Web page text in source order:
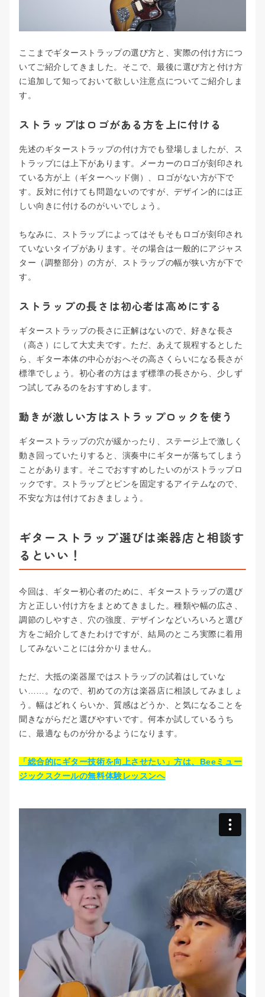
ここまでギターストラップの選び方と、実際の付け方につ
いてご紹介してきました。そこで、最後に選び方と付け方
に追加して知っておいて欲しい注意点についてご紹介しま
す。
ストラップはロゴがある方を上に付ける
先述のギターストラップの付け方でも登場しましたが、ス
トラップには上下があります。メーカーのロゴが刻印され
ている方が上（ギターヘッド側）、ロゴがない方が下で
す。反対に付けても問題ないのですが、デザイン的には正
しい向きに付けるのがいいでしょう。
ちなみに、ストラップによってはそもそもロゴが刻印され
ていないタイプがあります。その場合は一般的にアジャス
ター（調整部分）の方が、ストラップの幅が狭い方が下で
す。
ストラップの長さは初心者は高めにする
ギターストラップの長さに正解はないので、好きな長さ
（高さ）にして大丈夫です。ただ、あえて規程するとした
ら、ギター本体の中心がおへその高さくらいになる長さが
標準でしょう。初心者の方はまず標準の長さから、少しず
つ試してみるのをおすすめします。
動きが激しい方はストラップロックを使う
ギターストラップの穴が緩かったり、ステージ上で激しく
動き回っていたりすると、演奏中にギターが落ちてしまう
ことがあります。そこでおすすめしたいのがストラップロ
ックです。ストラップとピンを固定するアイテムなので、
不安な方は付けておきましょう。
ギターストラップ選びは楽器店と相談す
るといい！
今回は、ギター初心者のために、ギターストラップの選び
方と正しい付け方をまとめてきました。種類や幅の広さ、
調節のしやすさ、穴の強度、デザインなどいろいろと選び
方をご紹介してきたわけですが、結局のところ実際に着用
してみないことには分かりません。
ただ、大抵の楽器屋ではストラップの試着はしていな
い……。なので、初めての方は楽器店に相談してみましょ
う。幅はどれくらいか、質感はどうか、と気になることを
聞きながらだと選びやすいです。何本か試しているうち
に、最適なものが分かるようになります。
「総合的にギター技術を向上させたい」方は、Beeミュー
ジックスクールの無料体験レッスンへ